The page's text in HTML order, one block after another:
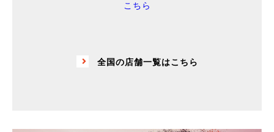
こちら
全国の店舗一覧はこちら